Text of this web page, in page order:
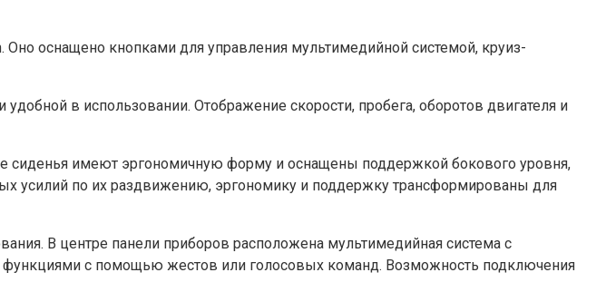
оснащено кнопками для управления мультимедийной системой, круиз-
в использовании. Отображение скорости, пробега, оборотов двигателя и
сиденья имеют эргономичную форму и оснащены поддержкой бокового уровня,
усилий по их раздвижению, эргономику и поддержку трансформированы для
В центре панели приборов расположена мультимедийная система с
функциями с помощью жестов или голосовых команд. Возможность подключения